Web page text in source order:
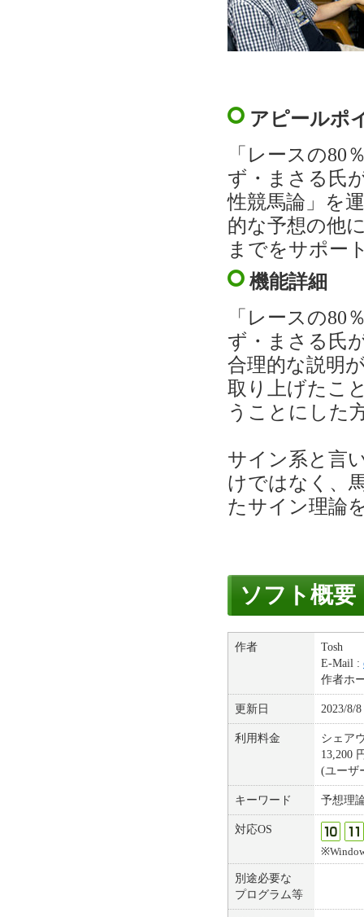
アピールポ
「レースの80
ず・まさる氏
性競馬論」を
的な予想の他
までをサポー
機能詳細
「レースの80
ず・まさる氏
合理的な説明
取り上げたこ
うことにした
サイン系と言
けではなく、
たサイン理論
ソフト概要
作者
Tosh
E-Mail :
作者ホ
更新日 2023/8/8
利用料金
シェア
13,200
(ユーザ
キーワード 予想理
対応OS
別途必要な
プログラム等